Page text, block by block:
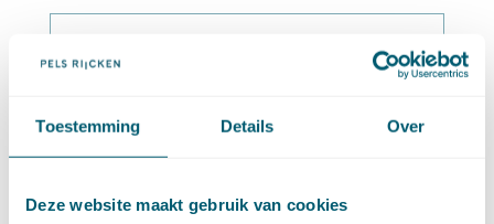
Toestemming Details Over
Deze website maakt gebruik van cookies
RECENTE BERICHTEN
opgemaakt ná uitspraak meervoudige kamer
Nieuwe uitzondering op verbod van terugwijzing